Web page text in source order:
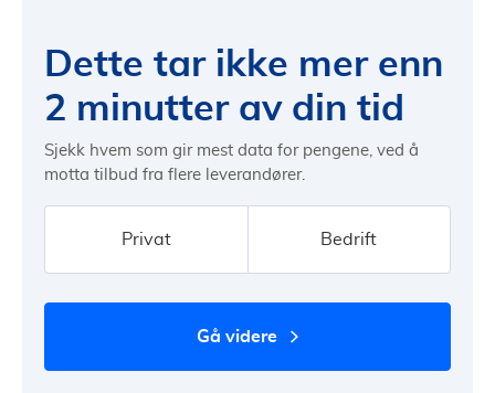
Dette tar ikke mer enn
2 minutter av din tid
Sjekk hvem som gir mest data for pengene, ved å
motta tilbud fra flere leverandører.
Privat Bedrift
gå videre